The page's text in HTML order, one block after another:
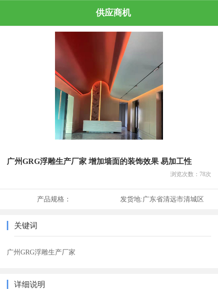
供应商机
广州GRG浮雕生产厂家 增加墙面的装饰效果 易加工性
浏览次数： 78次
产品规格： 发货地:广东省清远市清城区
关键词
广州GRG浮雕生产厂家
详细说明